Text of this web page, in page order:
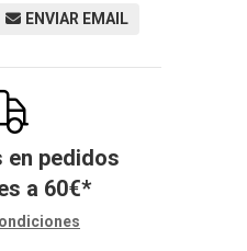
ENVIAR EMAIL
en pedidos
a 60€*